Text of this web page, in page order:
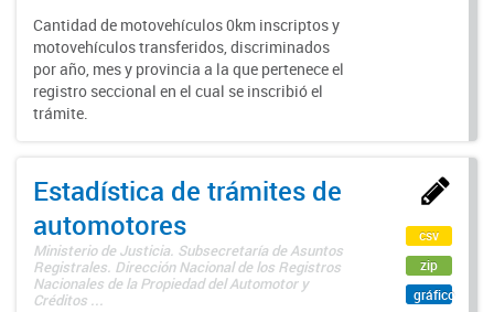
Cantidad de motovehículos 0km inscriptos y
motovehículos transferidos, discriminados
por año, mes y provincia a la que pertenece el
registro seccional en el cual se inscribió el
trámite.
Estadística de trámites de
automotores
Ministerio de Justicia. Subsecretaría de Asuntos
Registrales. Dirección Nacional de los Registros
Nacionales de la Propiedad del Automotor y
Créditos ...
csv
zip
gráfico